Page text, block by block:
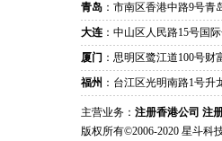
青岛 ：市南区香港中路9号青
大连 ：中山区人民路15号国
厦门 ：思明区鹭江道100号财
福州 ：台江区光明南路1号升
主营业务： 注册香港公司 注
版权所有©2006-2020 星斗科